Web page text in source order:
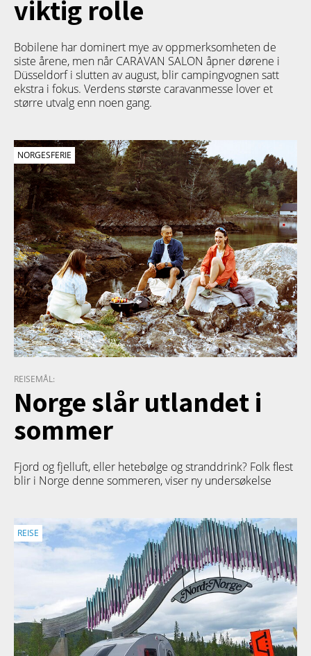
viktig rolle
Bobilene har dominert mye av oppmerksomheten de
siste årene, men når CARAVAN SALON åpner dørene i
Düsseldorf i slutten av august, blir campingvognen satt
ekstra i fokus. Verdens største caravanmesse lover et
større utvalg enn noen gang.
NORGESFERIE
REISEMÅL:
Norge slår utlandet i
sommer
Fjord og fjelluft, eller hetebølge og stranddrink? Folk flest
blir i Norge denne sommeren, viser ny undersøkelse
REISE